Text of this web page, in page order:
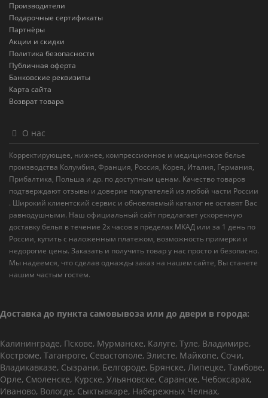
Производители
Подарочные сертификаты
Партнёры
Акции и скидки
Политика безопасности
Публичная оферта
Банковские реквизиты
Карта сайта
Возврат товара
О нас
Корректирующее, нижнее, компрессионное и медицинское белье
производства Колумбия, Франция, Россия, Корея, Италия, Германия,
Прибалтика, Польша и др. по доступным ценам. Качество товаров
подтверждают отзывы и доверие покупателей из любой части России
. Широкий клиентский сервис и обновляемый каталог не оставят Вас
равнодушными. Наш официальный сайт предлагает ускоренную
доставку белья в течение 2х часов в пределах МКАД или за 1 день по
России, купить с наложенным платежом, возможность примерки и
недорогие цены. Заказать и получить товар у нас просто и безопасно.
Мы надеемся, что сделав однажды заказ на нашем сайте, Вы станете
нашим частым гостем.
Доставка до пункта самовывоза или до двери в города:
Калининграде, Пскове, Мурманске, Калуге, Туле, Владимире,
Костроме, Таганроге, Севастополе, Элисте, Майкопе, Сочи,
Владикавказе, Сызрани, Белгороде, Брянске, Липецке, Тамбове,
Орле, Смоленске, Курске, Ульяновске, Саранске, Чебоксарах,
Иваново, Вологде, Сыктывкаре, Набережных Челнах,